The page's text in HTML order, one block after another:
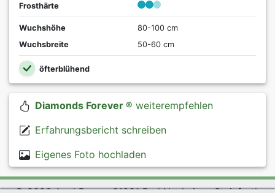
Frosthärte
Wuchshöhe
80-100 cm
Wuchsbreite
50-60 cm
öfterblühend
Diamonds Forever ® weiterempfehlen
Erfahrungsbericht schreiben
Eigenes Foto hochladen